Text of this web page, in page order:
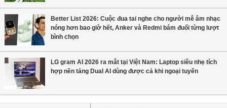
Better List 2026: Cuộc đua tai nghe cho người mê âm nhạc
nóng hơn bao giờ hết, Anker và Redmi bám đuổi từng lượt
bình chọn
LG gram AI 2026 ra mắt tại Việt Nam: Laptop siêu nhẹ tích
hợp nền tảng Dual AI dùng được cả khi ngoại tuyến